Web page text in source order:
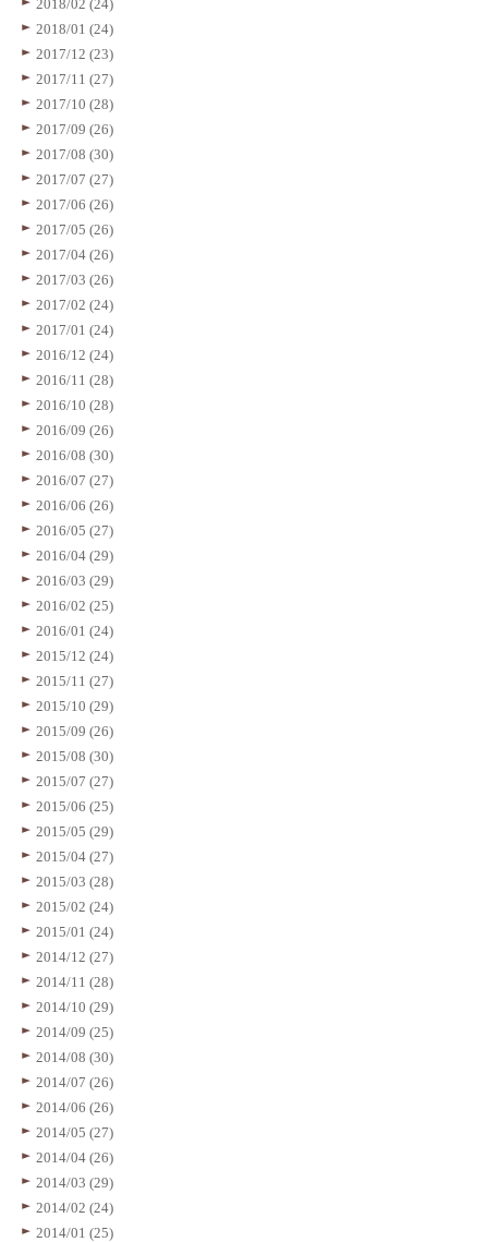
2018/02 (24)
2018/01 (24)
2017/12 (23)
2017/11 (27)
2017/10 (28)
2017/09 (26)
2017/08 (30)
2017/07 (27)
2017/06 (26)
2017/05 (26)
2017/04 (26)
2017/03 (26)
2017/02 (24)
2017/01 (24)
2016/12 (24)
2016/11 (28)
2016/10 (28)
2016/09 (26)
2016/08 (30)
2016/07 (27)
2016/06 (26)
2016/05 (27)
2016/04 (29)
2016/03 (29)
2016/02 (25)
2016/01 (24)
2015/12 (24)
2015/11 (27)
2015/10 (29)
2015/09 (26)
2015/08 (30)
2015/07 (27)
2015/06 (25)
2015/05 (29)
2015/04 (27)
2015/03 (28)
2015/02 (24)
2015/01 (24)
2014/12 (27)
2014/11 (28)
2014/10 (29)
2014/09 (25)
2014/08 (30)
2014/07 (26)
2014/06 (26)
2014/05 (27)
2014/04 (26)
2014/03 (29)
2014/02 (24)
2014/01 (25)